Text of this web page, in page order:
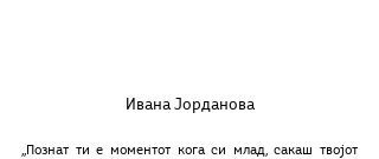
Ивана Јорданова
,,Познат ти е моментот кога си млад, сакаш твојот